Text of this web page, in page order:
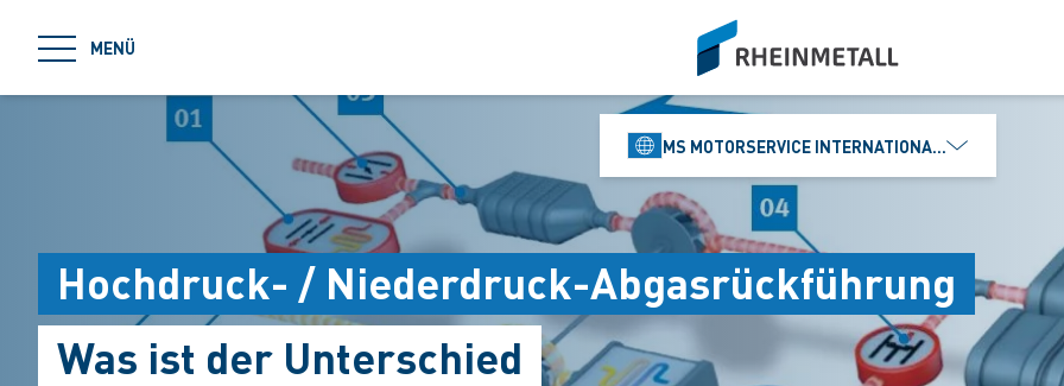
MENÜ
siteLogo
MS MOTORSERVICE INTERNATIONAL GMBH
Hochdruck- / Niederdruck-Abgasrückführung
Was ist der Unterschied